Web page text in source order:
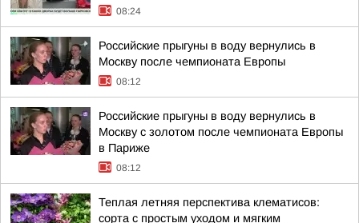
08:24
Российские прыгуны в воду вернулись в
Москву после чемпионата Европы
08:12
Российские прыгуны в воду вернулись в
Москву с золотом после чемпионата Европы
в Париже
08:12
Теплая летняя перспектива клематисов:
сорта с простым уходом и мягким